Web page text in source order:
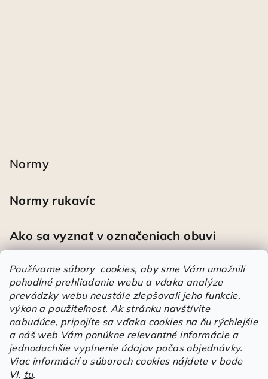
Používame súbory cookies, aby sme Vám umožnili
pohodlné prehliadanie webu a vďaka analýze
prevádzky webu neustále zlepšovali jeho funkcie,
výkon a použiteľnosť. Ak stránku navštívite
nabudúce, pripojíte sa vďaka cookies na ňu rýchlejšie
a náš web Vám ponúkne relevantné informácie a
jednoduchšie vyplnenie údajov počas objednávky.
Viac informácií o súboroch cookies nájdete v bode
VI. tu.
Normy
Normy rukavíc
Ako sa vyznať v označeniach obuvi
Heureka
Športové pracovné poltopánky PRESTIGE CLASSIC biele
Hodnotenie produktu je 5 z 5 hviezdičiek.
| Mária
Á